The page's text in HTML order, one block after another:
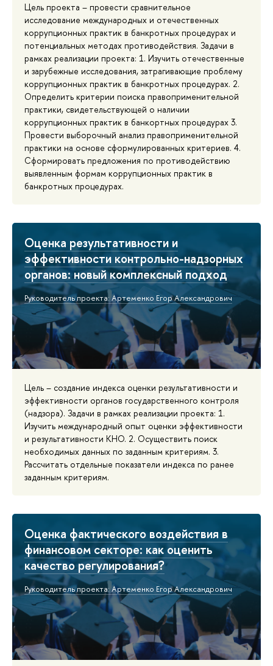
Цель проекта – провести сравнительное
исследование международных и отечественных
коррупционных практик в банкротных процедурах и
потенциальных методах противодействия. Задачи в
рамках реализации проекта: 1. Изучить отечественные
и зарубежные исследования, затрагивающие проблему
коррупционных практик в банкротных процедурах. 2.
Определить критерии поиска правоприменительной
практики, свидетельствующей о наличии
коррупционных практик в банкортных процедурах 3.
Провести выборочный анализ правоприменительной
практики на основе сформулированных критериев. 4.
Сформировать предложения по противодействию
выявленным формам коррупционных практик в
банкротных процедурах.
Оценка результативности и
эффективности контрольно-надзорных
органов: новый комплексный подход
Руководитель проекта: Артеменко Егор Александрович
Цель – создание индекса оценки результативности и
эффективности органов государственного контроля
(надзора). Задачи в рамках реализации проекта: 1.
Изучить международный опыт оценки эффективности
и результативности КНО. 2. Осуществить поиск
необходимых данных по заданным критериям. 3.
Рассчитать отдельные показатели индекса по ранее
заданным критериям.
Оценка фактического воздействия в
финансовом секторе: как оценить
качество регулирования?
Руководитель проекта: Артеменко Егор Александрович